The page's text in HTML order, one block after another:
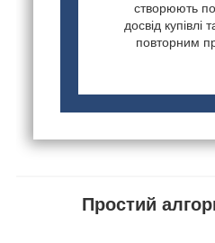
створюють
досвід купівлі
повторним
Простий